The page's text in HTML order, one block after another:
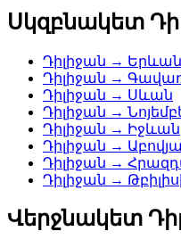
Սկզբնակետ
Դիլիջան → Երևան
Դիլիջան →
Դիլիջան → Սևան
Դիլիջան →
Դիլիջան → Իջևան
Դիլիջան →
Դիլիջան →
Դիլիջան →
Վերջնակետ